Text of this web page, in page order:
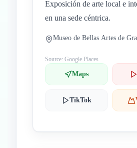
Exposición de arte local e
en una sede céntrica.
Museo de Bellas Artes de
Source: Google Places
Maps
TikTok